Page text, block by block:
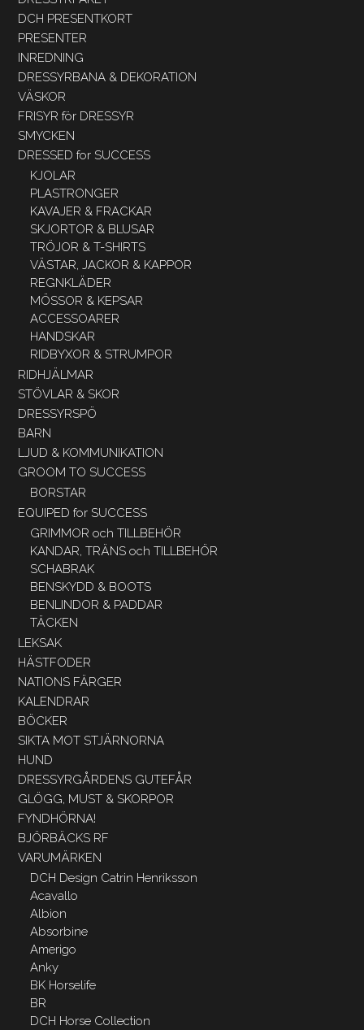
DCH PRESENTKORT
PRESENTER
INREDNING
DRESSYRBANA & DEKORATION
VÄSKOR
FRISYR för DRESSYR
SMYCKEN
DRESSED for SUCCESS
KJOLAR
PLASTRONGER
KAVAJER & FRACKAR
SKJORTOR & BLUSAR
TRÖJOR & T-SHIRTS
VÄSTAR, JACKOR & KAPPOR
REGNKLÄDER
MÖSSOR & KEPSAR
ACCESSOARER
HANDSKAR
RIDBYXOR & STRUMPOR
RIDHJÄLMAR
STÖVLAR & SKOR
DRESSYRSPÖ
BARN
LJUD & KOMMUNIKATION
GROOM TO SUCCESS
BORSTAR
EQUIPED for SUCCESS
GRIMMOR och TILLBEHÖR
KANDAR, TRÄNS och TILLBEHÖR
SCHABRAK
BENSKYDD & BOOTS
BENLINDOR & PADDAR
TÄCKEN
LEKSAK
HÄSTFODER
NATIONS FÄRGER
KALENDRAR
BÖCKER
SIKTA MOT STJÄRNORNA
HUND
DRESSYRGÅRDENS GUTEFÅR
GLÖGG, MUST & SKORPOR
FYNDHÖRNA!
BJÖRBÄCKS RF
VARUMÄRKEN
DCH Design Catrin Henriksson
Acavallo
Albion
Absorbine
Amerigo
Anky
BK Horselife
BR
DCH Horse Collection